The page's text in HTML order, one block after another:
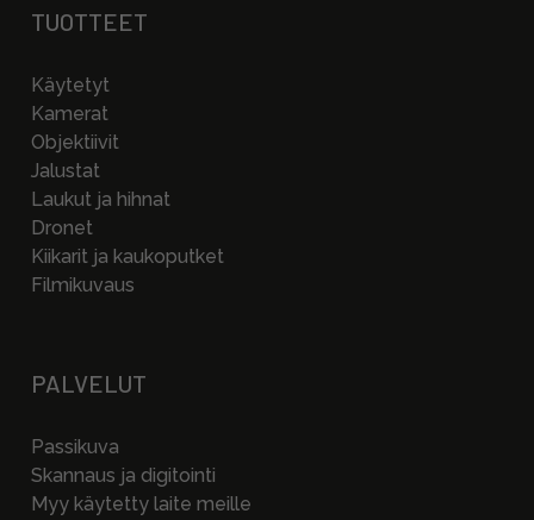
TUOTTEET
Käytetyt
Kamerat
Objektiivit
Jalustat
Laukut ja hihnat
Dronet
Kiikarit ja kaukoputket
Filmikuvaus
PALVELUT
Passikuva
Skannaus ja digitointi
Myy käytetty laite meille